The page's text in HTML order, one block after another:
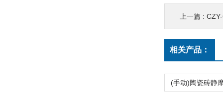
上一篇 : CZY-
相关产品：